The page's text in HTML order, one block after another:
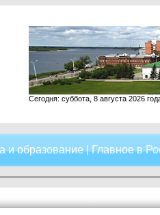
Сегодня: суббота, 8 августа 2026
и образование|Главное в